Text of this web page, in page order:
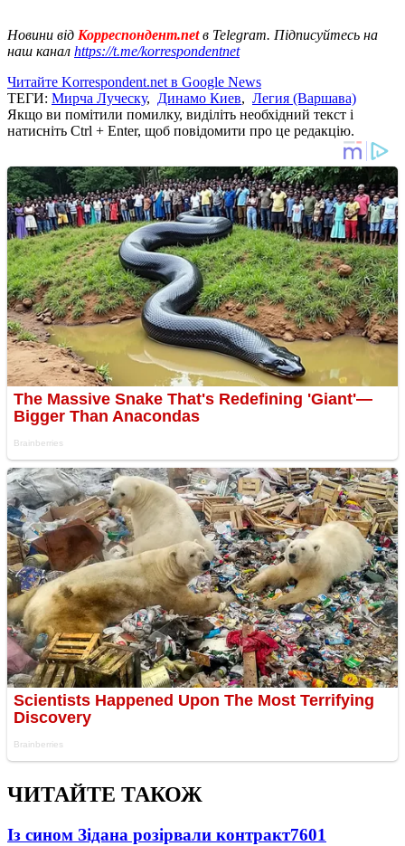
Новини від Корреспондент.netв Telegram. Підписуйтесь на
наш канал https://t.me/korrespondentnet
Читайте Korrespondent.net в Google News
ТЕГИ: Мирча Луческу, Динамо Киев, Легия (Варшава)
Якщо ви помітили помилку, виділіть необхідний текст і
натисніть Ctrl + Enter, щоб повідомити про це редакцію.
ЧИТАЙТЕ ТАКОЖ
Із сином Зідана розірвали контракт7601